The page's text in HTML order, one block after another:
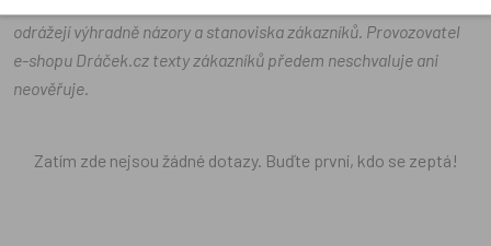
odrážejí výhradně názory a stanoviska zákazníků. Provozovatel
e-shopu Dráček.cz texty zákazníků předem neschvaluje ani
neověřuje.
Zatím zde nejsou žádné dotazy. Buďte první, kdo se zeptá!